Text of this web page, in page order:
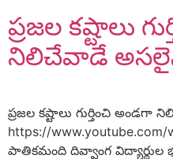
ప్రజల కష్టాలు
నిలిచేవాడే
ప్రజల కష్టాలు గుర్తించి
https://www.youtube.com/
పాతికమంది దివ్వాంగ విద్యార్థుల